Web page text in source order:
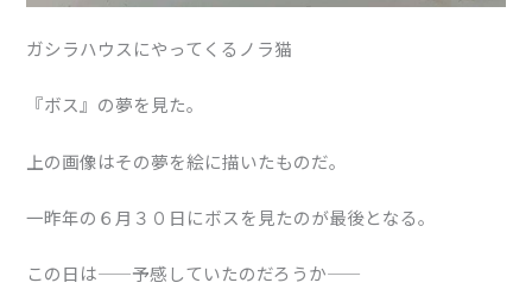
ガシラハウスにやってくるノラ猫
『ボス』の夢を見た。
上の画像はその夢を絵に描いたものだ。
一昨年の６月３０日にボスを見たのが最後となる。
この日は——予感していたのだろうか——